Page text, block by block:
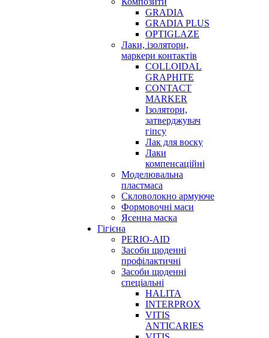
GRADIA
GRADIA PLUS
OPTIGLAZE
Лаки, ізолятори,
маркери контактів
COLLOIDAL
GRAPHITE
CONTACT
MARKER
Ізолятори,
затверджувач
гіпсу
Лак для воску
Лаки
компенсаційні
Моделювальна
пластмаса
Скловолокно армуюче
Формовочні маси
Ясенна маска
Гігієна
PERIO-AID
Засоби щоденні
профілактичні
Засоби щоденні
спеціальні
HALITA
INTERPROX
VITIS
ANTICARIES